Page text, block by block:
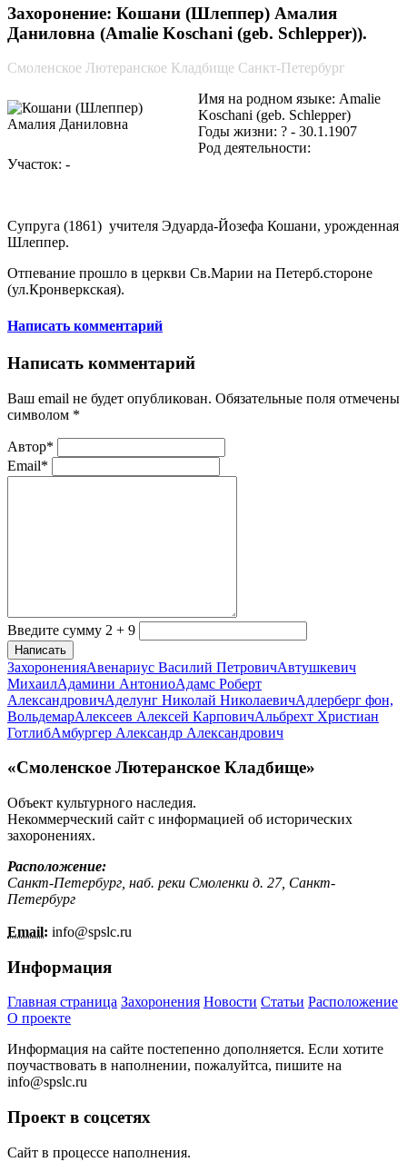
Захоронение: Кошани (Шлеппер) Амалия
Даниловна (Amalie Koschani (geb. Schlepper)).
Смоленское Лютеранское Кладбище Санкт-Петербург
Имя на родном языке: Amalie
Koschani (geb. Schlepper)
Годы жизни: ? - 30.1.1907
Род деятельности:
Участок: -
Супруга (1861) учителя Эдуарда-Йозефа Кошани, урожденная
Шлеппер.
Отпевание прошло в церкви Св.Марии на Петерб.стороне
(ул.Кронверкская).
Написать комментарий
Написать комментарий
Ваш email не будет опубликован. Обязательные поля отмечены
символом *
Автор*
Email*
Введите сумму 2 + 9
Написать
ЗахороненияАвенариус Василий ПетровичАвтушкевич
МихаилАдамини АнтониоАдамс Роберт
АлександровичАделунг Николай НиколаевичАдлерберг фон,
ВольдемарАлексеев Алексей КарповичАльбрехт Христиан
ГотлибАмбургер Александр Александрович
«Смоленское Лютеранское Кладбище»
Объект культурного наследия.
Некоммерческий сайт с информацией об исторических
захоронениях.
Расположение:
Санкт-Петербург, наб. реки Смоленки д. 27, Санкт-
Петербург
Email: info@spslc.ru
Информация
Главная страница Захоронения Новости Статьи Расположение
О проекте
Информация на сайте постепенно дополняется. Если хотите
поучаствовать в наполнении, пожалуйтса, пишите на
info@spslc.ru
Проект в соцсетях
Сайт в процессе наполнения.